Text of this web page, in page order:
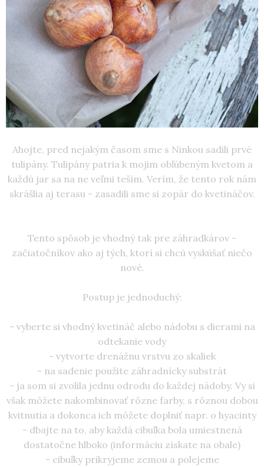
Ahojte, pred nejakým časom sme s Ninkou sadili prvé
tulipány. Tulipány patria k mojim obľúbeným kvetom a
každú jar sa na ne veľmi teším. Verím, že tento rok nám
skrášlia aj terasu - zasadili sme si zopár do kvetináčov.
Tento spôsob je vhodný tak pre záhradkárov -
začiatočníkov ako aj tých, ktorí si chcú vyskúšať niečo
nové.
Postup je jednoduchý:
- vyberte si vhodný kvetináč alebo nádobu s dierami na
odtekanie vody
- vytvorte drenážnu vrstvu zo skaliek
- na sadenie použite záhradnícky substrát
- ja som si zvolila jednu odrodu do každej nádoby. Vy si
však môžete nakombinovať rôzne farby, s rôznou dobou
kvitnutia a dokonca ich môžete doplniť napr. o hyacinty
- dbajte na to, aby každá cibuľka bola umiestnená
dostatočne hlboko (informáciu získate na obale)
- cibuľky prikryjeme zemou a polejeme